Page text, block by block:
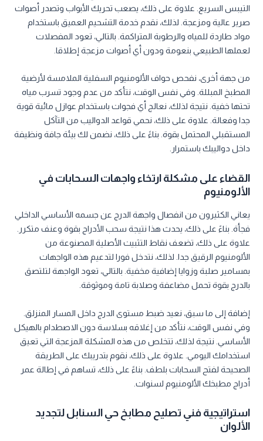
التيبس السريع. علاوة على ذلك، يصعب تحريك الأبواب وتصدر أصوات
صرير عالية ومزعجة. لذلك، نقدم خدمة التشحيم العميق باستخدام
مواد طاردة للمياه والرطوبة المتراكمة. بالتالي، تعود المفصلات
لعملها الطبيعي بنعومة ودون أي أصوات مزعجة إطلاقا.
من جهة أخرى، نفحص حواف الألومنيوم السفلية الملامسة لأرضية
المطبخ المبللة. وفي نفس الوقت، نتأكد من عدم وجود تسرب مياه
تحتها خفية. نتيجة لذلك، نعالج أي فجوات باستخدام عوازل مائية قوية
جدا وفعالة. علاوة على ذلك، نحمي قواعد الدواليب من التآكل
المستقبلي المحتمل بقوة. بناءً على ذلك، نضمن لك بيئة جافة ونظيفة
داخل دواليبك باستمرار.
القضاء على مشكلة ارتخاء واجهات السحابات في
الألومنيوم
يعاني الكثيرون من انفصال واجهة الدرج عن جسمه الأساسي الداخلي
فجأة. بناءً على ذلك، يحدث هذا نتيجة سحب الأدراج بقوة وعنف متكرر.
علاوة على ذلك، تضعف نقاط التثبيت الأصلية المصنوعة من
الألومنيوم الرقيق جدا. لذلك، نتدخل فورا لتدعيم هذه الواجهات
بمسامير صلبة وزوايا إضافية مخفية. بالتالي، تعود الواجهة لتلتصق
بالدرج بقوة تحمل مضاعفة وصلابة تامة وموثوقة.
إضافة إلى ما سبق، نعيد ضبط مستوى الدرج داخل المسار المنزلق.
وفي نفس الوقت، نتأكد من إغلاقه بسلاسة دون الاصطدام بالهيكل
الأساسي. نتيجة لذلك، تتخلص من هذه المشكلة المزعجة التي تعيق
استخدامك اليومي. علاوة على ذلك، نقوم بتدريبك على الطريقة
الصحيحة لفتح السحابات بلطف. بناءً على ذلك، تساهم في إطالة عمر
أدراج مطبخك الألومنيوم لسنوات.
استراتيجية فني تصليح مطابخ حي السنابل لتجديد
الألوان